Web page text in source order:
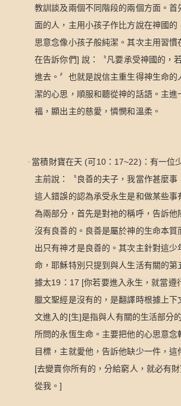
教訓談及兩個不同階段的兩個方面。首
面的人，主用小孩子作比方說在神國的
思意念像小孩子般純潔。其次主用習慣
在告訴你們] 說：〝凡要承受神國的，
進去。〞也就是說信主重生得神生命的
潔的心思，順服和聽從神的話語。主進
福，顯出主的慈愛，憐憫和溫柔。
· 當積財寶在天 (可10： 17~22) ：有一位
主前說：〝良善的夫子，我當作甚麼事
這人錯誤的認為承受永生是和做某些事
為兩部分，首先是對祂的稱呼，告訴他
沒有良善的。良善是屬於神的生命本質
出只有神才是良善的。其次主針對這少
命，耶穌特別只提到與人生活有關的第
據太19 ： 17 [你若要進入永生，就當遵
臘文聖經是沒有的，是翻譯時根據上下
文進入的 [生]是指與人有關的生活部分
所問的永恆生命。主要把他的心思意念
目標，主就愛他，告訴他缺少一件，這
[去變賣你所有的，分給窮人，就必有
從我。]